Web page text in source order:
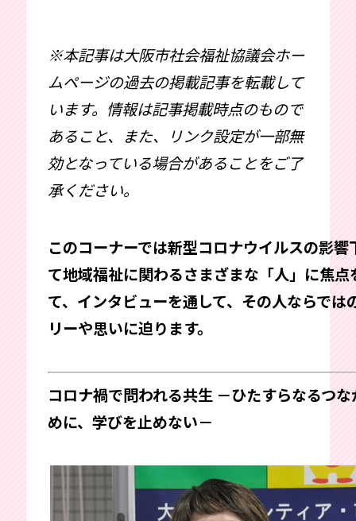
※本記事は大阪市社会福祉協議会ホー
ムページの過去の掲載記事を転載して
います。情報は記事掲載時点のもので
あること、また、リンク設定が一部無
効となっている場合があることをご了
承ください。
このコーナーでは新型コロナウイルスの影響
て地域福祉に関わるさまざまな「人」に焦点
て、インタビューを通して、その人ならでは
リーや思いに迫ります。
コロナ禍で問われる共生 －ひたすらなるつ
めに、学びを止めない－